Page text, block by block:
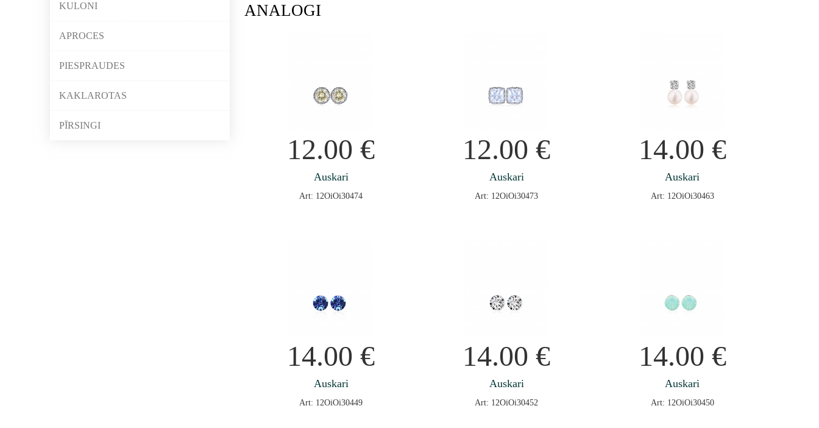
KULONI
APROCES
PIESPRAUDES
KAKLAROTAS
PĪRSINGI
ANALOGI
12.00€
Auskari
Art: 12OiOi30474
12.00€
Auskari
Art: 12OiOi30473
14.00 €
Auskari
Art: 12OiOi30463
14.00€
Auskari
Art: 12OiOi30449
14.00€
Auskari
Art: 12OiOi30452
14.00 €
Auskari
Art: 12OiOi30450